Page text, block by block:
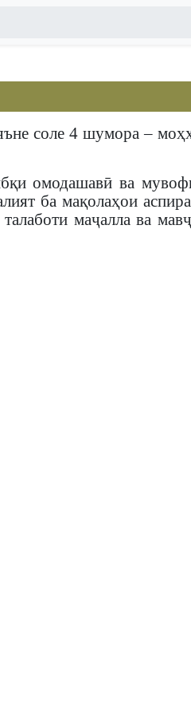
соле 4 шумора –
омодашавӣ ва
ба мақолаҳои
маҷалла ва